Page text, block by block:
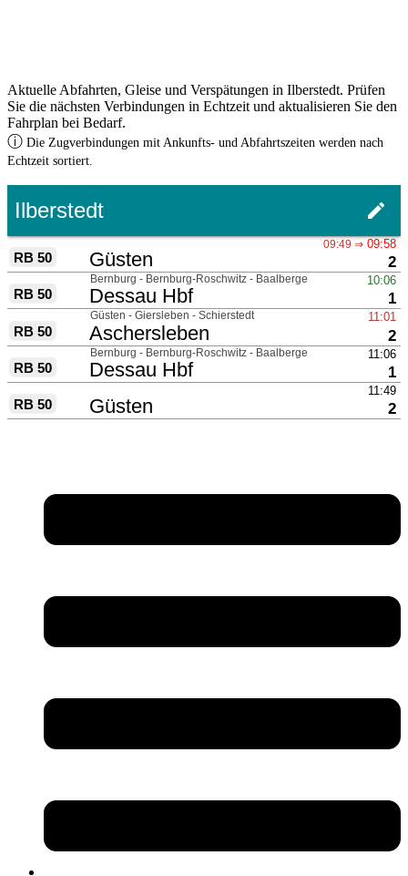
Aktuelle Abfahrten, Gleise und Verspätungen in Ilberstedt. Prüfen
Sie die nächsten Verbindungen in Echtzeit und aktualisieren Sie den
Fahrplan bei Bedarf.
ⓘ Die Zugverbindungen mit Ankunfts- und Abfahrtszeiten werden nach
Echtzeit sortiert.